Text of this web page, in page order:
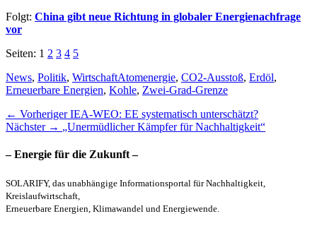
Folgt: China gibt neue Richtung in globaler Energienachfrage
vor
Seiten: 1 2 3 4 5
Kategorien
News, Politik, WirtschaftSchlagworte
Atomenergie, CO2-Ausstoß, Erdöl,
Erneuerbare Energien, Kohle, Zwei-Grad-Grenze
Beitragsnavigation
← Vorheriger Vorheriger
Beitrag:
IEA-WEO: EE systematisch unterschätzt?
Nächster →
Nächster
„Unermüdlicher Kämpfer für Nachhaltigkeit“
– Energie für die Zukunft –
SOLARIFY, das unabhängige Informationsportal für Nachhaltigkeit,
Kreislaufwirtschaft,
Erneuerbare Energien, Klimawandel und Energiewende.